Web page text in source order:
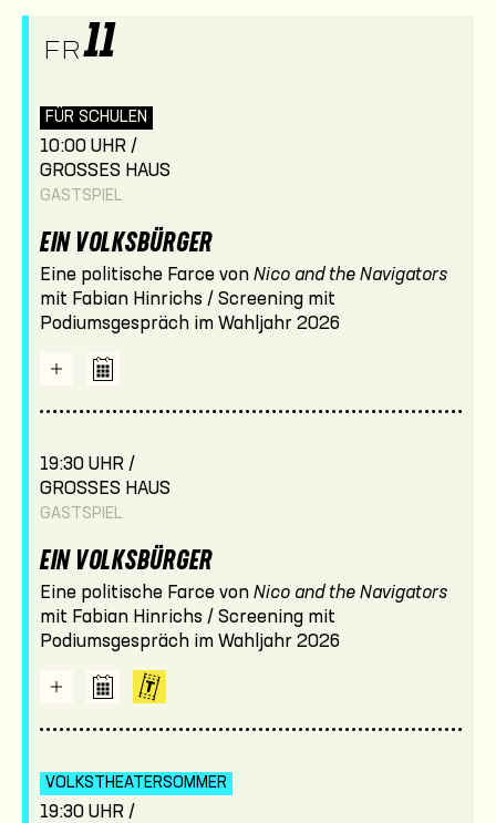
FR 11
FÜR SCHULEN
10:00 UHR /
GROSSES HAUS
GASTSPIEL
EIN VOLKSBÜRGER
Eine politische Farce von Nico and the Navigators
mit Fabian Hinrichs / Screening mit
Podiumsgespräch im Wahljahr 2026
19:30 UHR /
GROSSES HAUS
GASTSPIEL
EIN VOLKSBÜRGER
Eine politische Farce von Nico and the Navigators
mit Fabian Hinrichs / Screening mit
Podiumsgespräch im Wahljahr 2026
VOLKSTHEATER­SOMMER
19:30 UHR /